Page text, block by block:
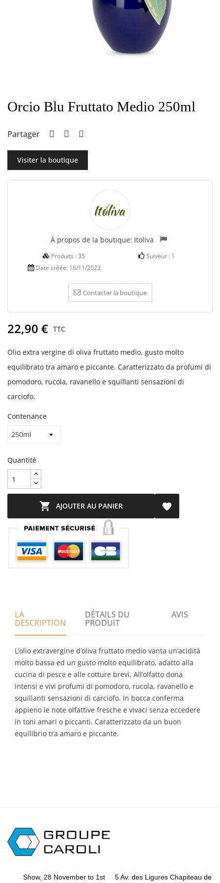
Orcio Blu Fruttato Medio 250ml
Partager
Visiter la boutique
À propos de la boutique: Itoliva
Produits : 35 Suiveur : 1
Date créée: 16/11/2023
Contacter la boutique
22,90 € TTC
Olio extra vergine di oliva fruttato medio, gusto molto
equilibrato tra amaro e piccante. Caratterizzato da profumi di
pomodoro, rucola, ravanello e squillanti sensazioni di
carciofo.
Contenance
Quantité
 AJOUTER AU PANIER 
LA
DESCRIPTION
DÉTAILS DU
PRODUIT
AVIS
L’olio extravergine d’oliva fruttato medio vanta un’acidità
molto bassa ed un gusto molto equilibrato, adatto alla
cucina di pesce e alle cotture brevi. All’olfatto dona
intensi e vivi profumi di pomodoro, rucola, ravanello e
squillanti sensazioni di carciofo. In bocca conferma
appieno le note olfattive fresche e vivaci senza eccedere
in toni amari o piccanti. Caratterizzato da un buon
equilibrio tra amaro e piccante.
Show, 28 November to 1st
5 Av. des Ligures Chapiteau de